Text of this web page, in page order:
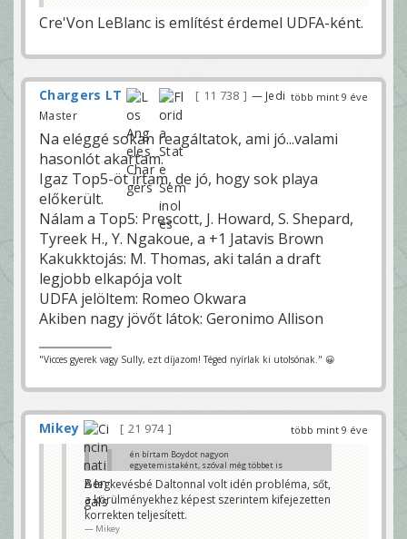
Cre'Von LeBlanc is említést érdemel UDFA-ként.
több mint 9 éve
Chargers LT 11 738
— Jedi
Master
Na eléggé sokan reagáltatok, ami jó...valami
hasonlót akartam.
Igaz Top5-öt írtam, de jó, hogy sok playa
előkerült.
Nálam a Top5: Prescott, J. Howard, S. Shepard,
Tyreek H., Y. Ngakoue, a +1 Jatavis Brown
Kakukktojás: M. Thomas, aki talán a draft
legjobb elkapója volt
UDFA jelöltem: Romeo Okwara
Akiben nagy jövőt látok: Geronimo Allison
"Vicces gyerek vagy Sully, ezt díjazom! Téged nyírlak ki utolsónak." 😀
több mint 9 éve
Mikey 21 974
én bírtam Boydot nagyon
egyetemistaként, szóval még többet is
stealnek.
Höri
Azé Andy Dalton vakfoltjában, simán
instatsuparstar
A legkevésbé Daltonnal volt idén probléma, sőt,
a körülményekhez képest szerintem kifejezetten
korrekten teljesített.
Mikey